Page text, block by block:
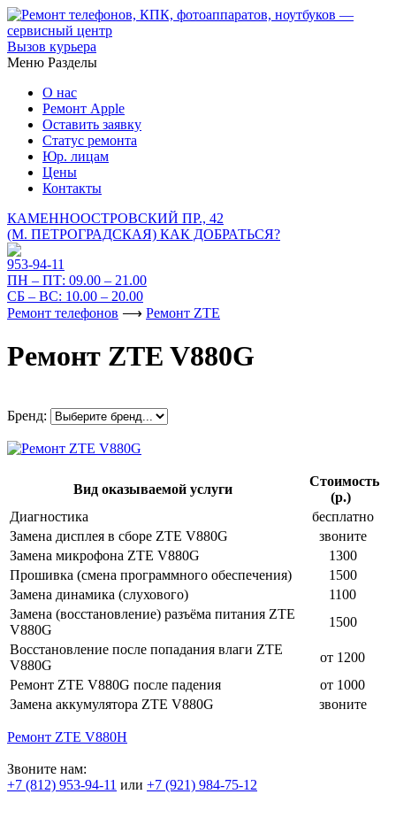
Вызов курьера
Меню Разделы
О нас
Ремонт Apple
Оставить заявку
Статус ремонта
Юр. лицам
Цены
Контакты
КАМЕННООСТРОВСКИЙ ПР., 42
(М. ПЕТРОГРАДСКАЯ) КАК ДОБРАТЬСЯ?
953-94-11
ПН – ПТ: 09.00 – 21.00
СБ – ВС: 10.00 – 20.00
Ремонт телефонов ⟶ Ремонт ZTE
Ремонт ZTE V880G
Бренд:
Вид оказываемой услуги
Стоимость
(р.)
Диагностика
бесплатно
Замена дисплея в сборе ZTE V880G
звоните
Замена микрофона ZTE V880G
1300
Прошивка (смена программного обеспечения)
1500
Замена динамика (слухового)
1100
Замена (восстановление) разъёма питания ZTE
V880G
1500
Восстановление после попадания влаги ZTE
V880G
от 1200
Ремонт ZTE V880G после падения
от 1000
Замена аккумулятора ZTE V880G
звоните
Ремонт ZTE V880H
Звоните нам:
+7 (812) 953-94-11 или +7 (921) 984-75-12